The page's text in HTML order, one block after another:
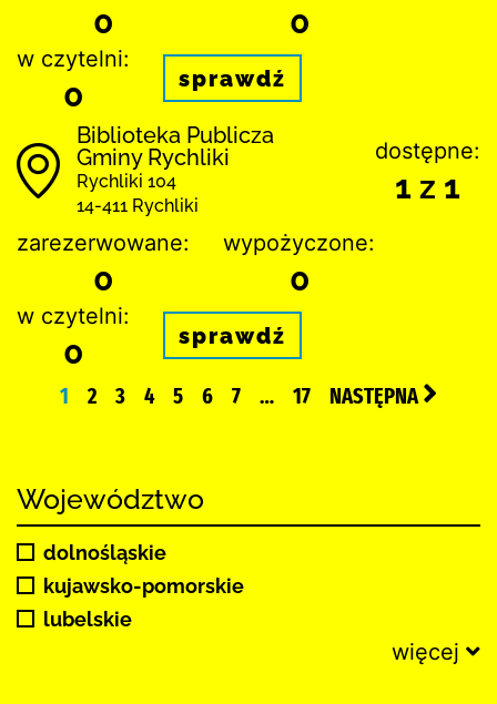
0 0
w czytelni:
0 sprawdź
Biblioteka Publicza
Gminy Rychliki
Rychliki 104
14-411 Rychliki
dostępne:
1 z 1
zarezerwowane:
0
wypożyczone:
0
w czytelni:
0 sprawdź
1 2 3 4 5 6 7 … 17 NASTĘPNA
Województwo
dolnośląskie
kujawsko-pomorskie
lubelskie
więcej